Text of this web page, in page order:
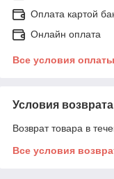
Оплата картой
Онлайн оплата
Все условия оплаты
Условия возврата
Возврат товара в
Все условия